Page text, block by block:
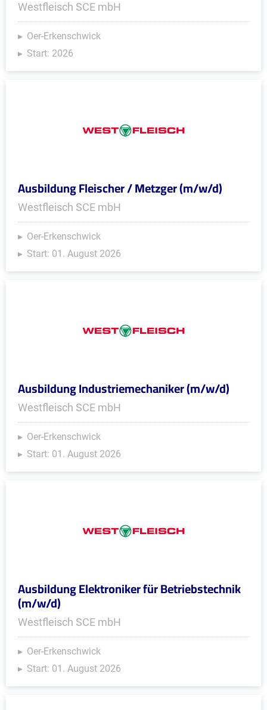
Westfleisch SCE mbH
Oer-Erkenschwick
Start: 2026
Ausbildung Fleischer / Metzger (m/w/d)
Westfleisch SCE mbH
Oer-Erkenschwick
Start: 01. August 2026
Ausbildung Industriemechaniker (m/w/d)
Westfleisch SCE mbH
Oer-Erkenschwick
Start: 01. August 2026
Ausbildung Elektroniker für Betriebstechnik
(m/w/d)
Westfleisch SCE mbH
Oer-Erkenschwick
Start: 01. August 2026